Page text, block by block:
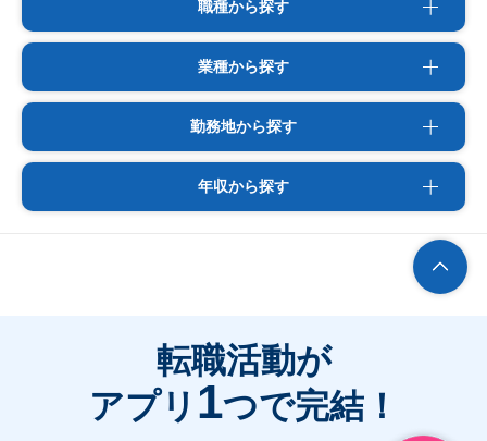
職種から探す
業種から探す
勤務地から探す
年収から探す
転職活動が
アプリ 1つで完結！